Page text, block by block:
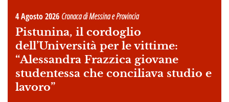
4 Agosto 2026 Cronaca di Messina e Provincia
Pistunina, il cordoglio
dell’Università per le vittime:
“Alessandra Frazzica giovane
studentessa che conciliava studio e
lavoro”